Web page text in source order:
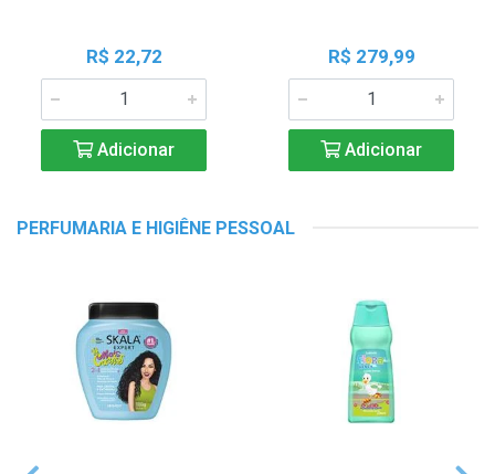
R$ 22,72
Adicionar
R$ 279,99
Adicionar
PERFUMARIA E HIGIÊNE PESSOAL